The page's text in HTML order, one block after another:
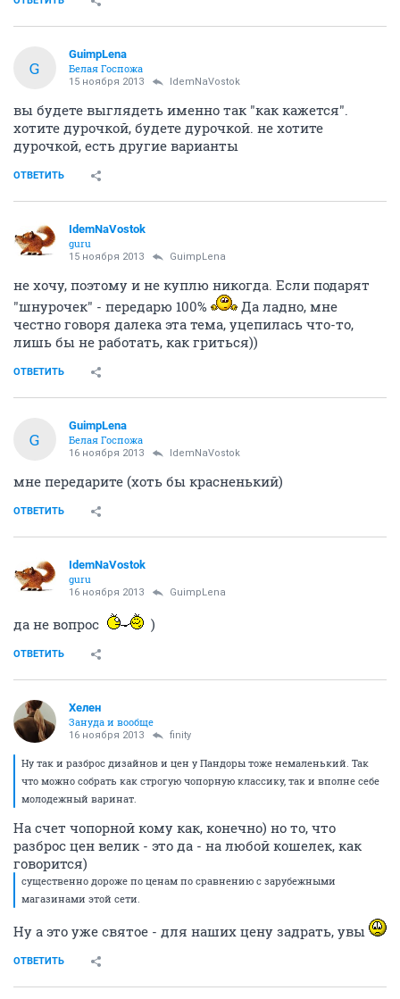
G
GuimpLena
Белая Госпожа
15 ноября 2013 IdemNaVostok
вы будете выглядеть именно так "как кажется".
хотите дурочкой, будете дурочкой. не хотите
дурочкой, есть другие варианты
ОТВЕТИТЬ
IdemNaVostok
guru
15 ноября 2013 GuimpLena
не хочу, поэтому и не куплю никогда. Если подарят
"шнурочек" - передарю 100%
Да ладно, мне
честно говоря далека эта тема, уцепилась что-то,
лишь бы не работать, как гриться))
ОТВЕТИТЬ
G
GuimpLena
Белая Госпожа
16 ноября 2013 IdemNaVostok
мне передарите (хоть бы красненький)
ОТВЕТИТЬ
IdemNaVostok
guru
16 ноября 2013 GuimpLena
да не вопрос )
ОТВЕТИТЬ
Хелен
Зануда и вообще
16 ноября 2013 finity
Ну так и разброс дизайнов и цен у Пандоры тоже немаленький. Так
что можно собрать как строгую чопорную классику, так и вполне себе
молодежный варинат.
На счет чопорной кому как, конечно) но то, что
разброс цен велик - это да - на любой кошелек, как
говорится)
существенно дороже по ценам по сравнению с зарубежными
магазинами этой сети.
Ну а это уже святое - для наших цену задрать, увы
ОТВЕТИТЬ